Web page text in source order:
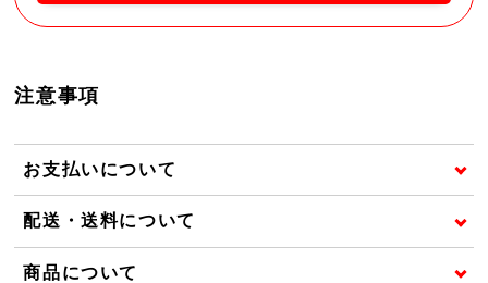
注意事項
お支払いについて
配送・送料について
商品について